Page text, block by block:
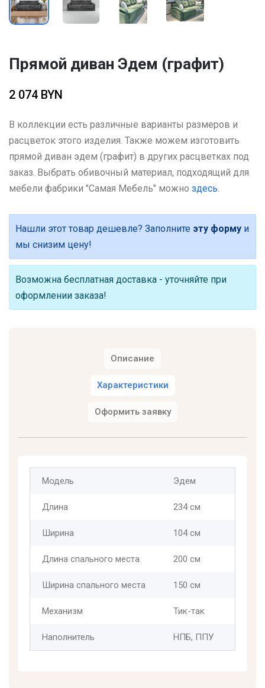
Прямой диван Эдем (графит)
2 074 BYN
В коллекции есть различные варианты размеров и
расцветок этого изделия. Также можем изготовить
прямой диван эдем (графит) в других расцветках под
заказ. Выбрать обивочный материал, подходящий для
мебели фабрики "Самая Мебель" можно здесь.
Нашли этот товар дешевле? Заполните эту форму и
мы снизим цену!
Возможна бесплатная доставка - уточняйте при
оформлении заказа!
Описание
Характеристики
Оформить заявку
Модель Эдем
Длина 234 см
Ширина 104 см
Длина спального места 200 см
Ширина спального места 150 см
Механизм Тик-так
Наполнитель НПБ, ППУ